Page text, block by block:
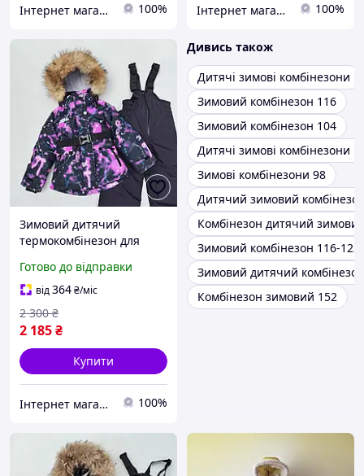
Інтернет магазин "Модні Діти" 100% Інтернет магазин "Модні Діти" 100%
Зимовий дитячий
термокомбінезон для
куртка напівкомбінезон
"Крісті" на 3 4 5 6 років
Готово до відправки
від364₴/міс
2 185₴
2 300 ₴
Купити
Інтернет магазин "Модні Діти" 100%
Дивись також
Дитячі зимові комбінезони
Зимовий комбінезон 116
Зимовий комбінезон 104
Дитячі зимові комбінезони
Зимові комбінезони 98
Дитячий зимовий
Комбінезон дитячий
Зимовий комбінезон 116-122
Зимовий дитячий
Комбінезон зимовий 152